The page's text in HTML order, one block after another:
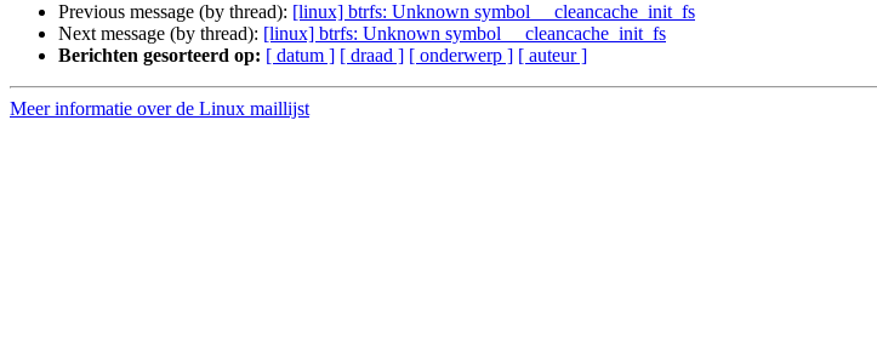
Previous message (by thread): [linux] btrfs: Unknown symbol __cleancache_init_fs
Next message (by thread): [linux] btrfs: Unknown symbol __cleancache_init_fs
Berichten gesorteerd op: [ datum ] [ draad ] [ onderwerp ] [ auteur ]
Meer informatie over de Linux maillijst